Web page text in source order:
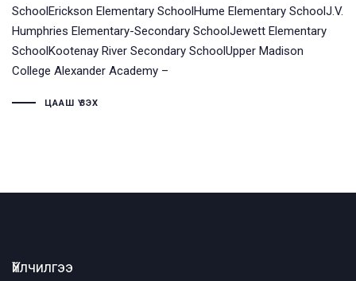
SchoolErickson Elementary SchoolHume Elementary SchoolJ.V.
Humphries Elementary-Secondary SchoolJewett Elementary
SchoolKootenay River Secondary SchoolUpper Madison
College Alexander Academy –
ЦААШ ҮЗЭХ
Үйлчилгээ